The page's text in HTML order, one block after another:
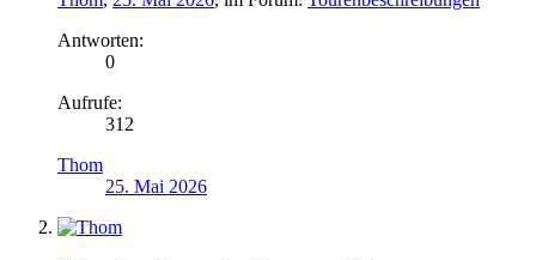
Antworten:
0
Aufrufe:
312
Thom
25. Mai 2026